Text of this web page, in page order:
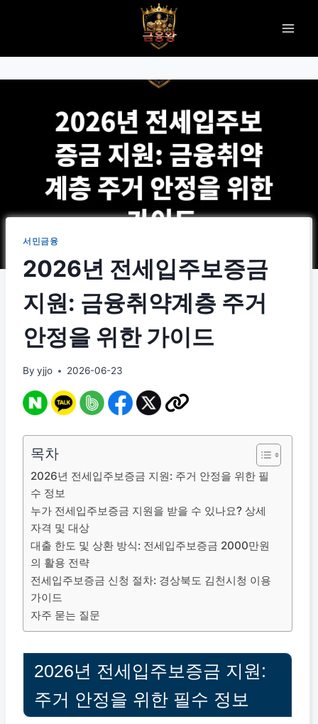
서민금융
2026년 전세입주보증금
지원: 금융취약계층 주거
안정을 위한 가이드
By yjjo 2026-06-23
목차
2026년 전세입주보증금 지원: 주거 안정을 위한 필
수 정보
누가 전세입주보증금 지원을 받을 수 있나요? 상세
자격 및 대상
대출 한도 및 상환 방식: 전세입주보증금 2000만원
의 활용 전략
전세입주보증금 신청 절차: 경상북도 김천시청 이용
가이드
자주 묻는 질문
2026년 전세입주보증금 지원:
주거 안정을 위한 필수 정보